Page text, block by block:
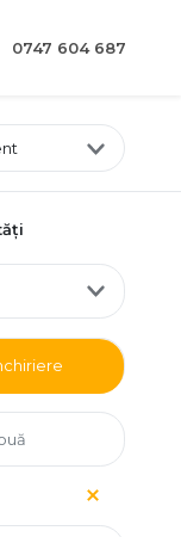
0747 604 687